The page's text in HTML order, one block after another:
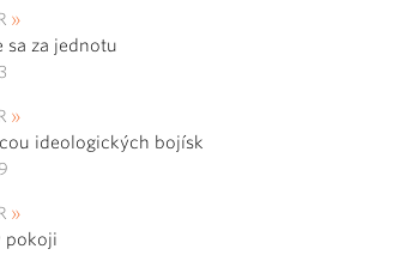
sa za jednotu
ideologických bojísk
pokoji